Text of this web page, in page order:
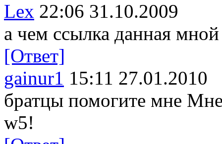
Lex 22:06 31.10.2009
а чем ссылка данная мной
[Ответ]
gainur1 15:11 27.01.2010
братцы помогите мне
w5!